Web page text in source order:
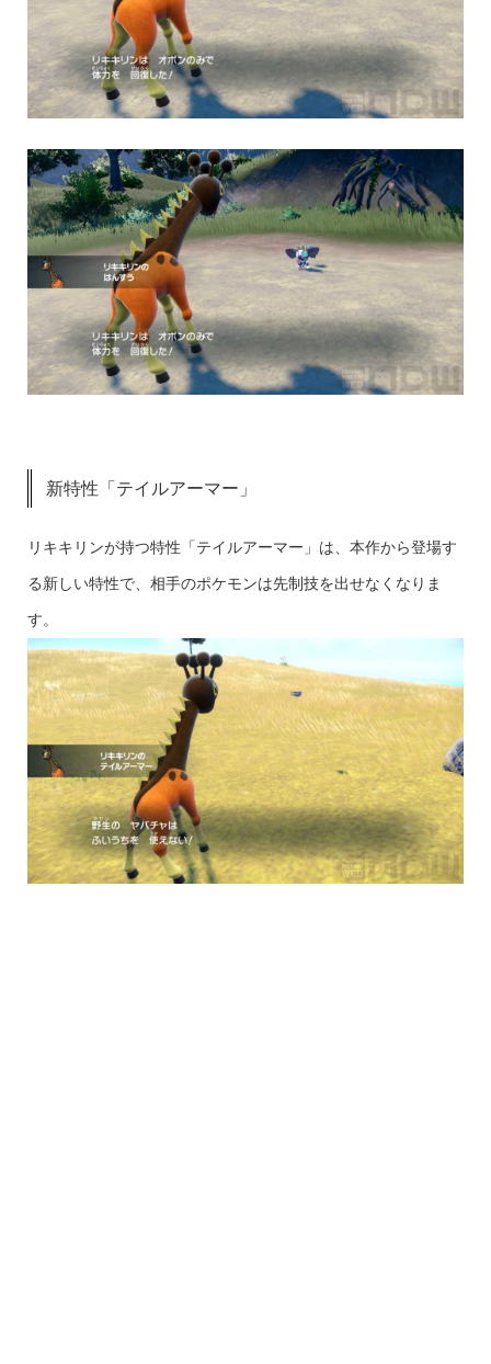
新特性「テイルアーマー」
リキキリンが持つ特性「テイルアーマー」は、本作から登場す
る新しい特性で、相手のポケモンは先制技を出せなくなりま
す。